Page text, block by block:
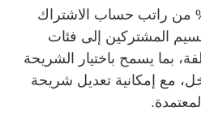
نسبة الاشتراك 26% من راتب حساب الاشتراك
المشتركين إلى فئات
بما يسمح باختيار الشريحة
مع إمكانية تعديل شريحة